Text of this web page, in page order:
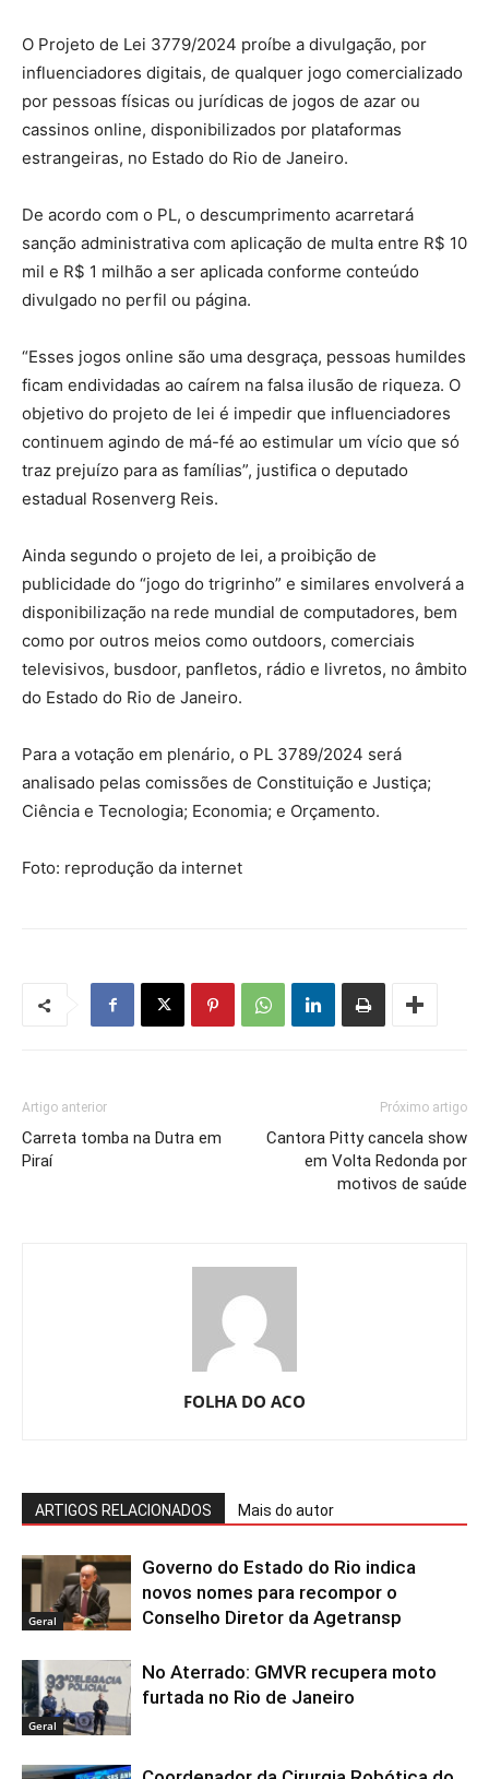
O Projeto de Lei 3779/2024 proíbe a divulgação, por
influenciadores digitais, de qualquer jogo comercializado
por pessoas físicas ou jurídicas de jogos de azar ou
cassinos online, disponibilizados por plataformas
estrangeiras, no Estado do Rio de Janeiro.
De acordo com o PL, o descumprimento acarretará
sanção administrativa com aplicação de multa entre R$ 10
mil e R$ 1 milhão a ser aplicada conforme conteúdo
divulgado no perfil ou página.
“Esses jogos online são uma desgraça, pessoas humildes
ficam endividadas ao caírem na falsa ilusão de riqueza. O
objetivo do projeto de lei é impedir que influenciadores
continuem agindo de má-fé ao estimular um vício que só
traz prejuízo para as famílias”, justifica o deputado
estadual Rosenverg Reis.
Ainda segundo o projeto de lei, a proibição de
publicidade do “jogo do trigrinho” e similares envolverá a
disponibilização na rede mundial de computadores, bem
como por outros meios como outdoors, comerciais
televisivos, busdoor, panfletos, rádio e livretos, no âmbito
do Estado do Rio de Janeiro.
Para a votação em plenário, o PL 3789/2024 será
analisado pelas comissões de Constituição e Justiça;
Ciência e Tecnologia; Economia; e Orçamento.
Foto: reprodução da internet
Artigo anterior
Carreta tomba na Dutra em
Piraí
Próximo artigo
Cantora Pitty cancela show
em Volta Redonda por
motivos de saúde
FOLHA DO ACO
ARTIGOS RELACIONADOS Mais do autor
Geral
Governo do Estado do Rio indica
novos nomes para recompor o
Conselho Diretor da Agetransp
Geral
No Aterrado: GMVR recupera moto
furtada no Rio de Janeiro